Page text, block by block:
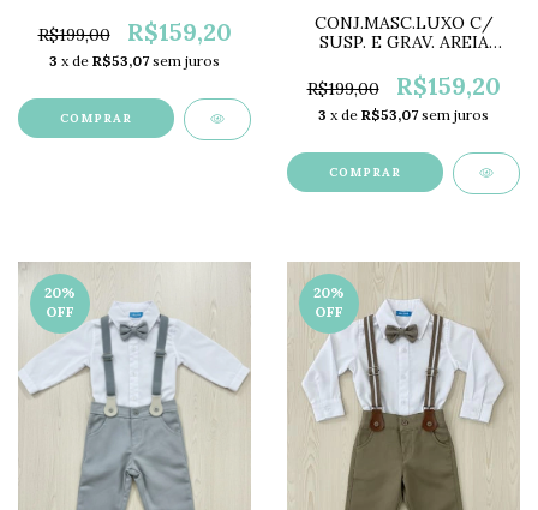
R$199,00
R$159,20
3 x de R$53,07 sem juros
COMPRAR
CONJ.MASC.LUXO C/
SUSP. E GRAV. AREIA
R$199,00
R$159,20
3 x de R$53,07 sem juros
COMPRAR
20%
OFF
20%
OFF